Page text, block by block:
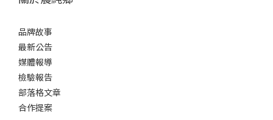
品牌故事
最新公告
媒體報導
檢驗報告
部落格文章
合作提案